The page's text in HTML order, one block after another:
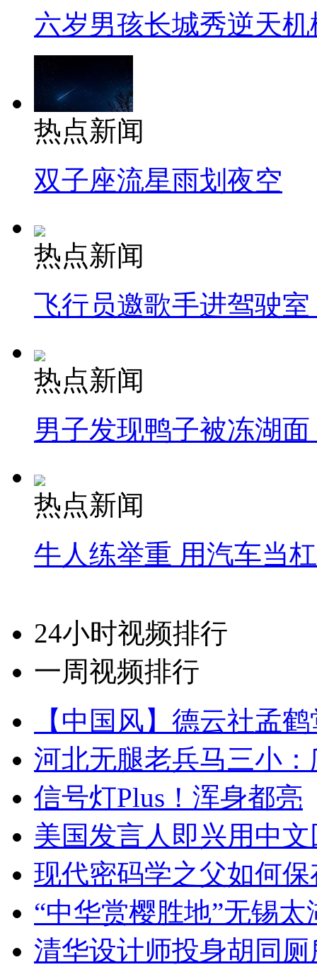
六岁男孩长城秀逆天机
热点新闻
双子座流星雨划夜空
热点新闻
飞行员邀歌手进驾驶
热点新闻
男子发现鸭子被冻湖
热点新闻
牛人练举重 用汽车当
24小时视频排行
一周视频排行
【中国风】德云社孟
河北无腿老兵马三小
信号灯Plus！浑身都亮
美国发言人即兴用中
现代密码学之父如何
“中华赏樱胜地”无锡
清华设计师投身胡同